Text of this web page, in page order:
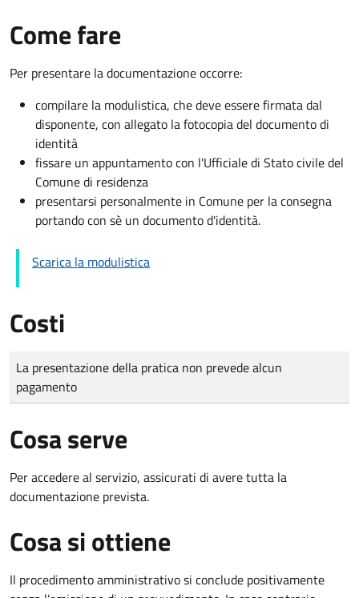
Come fare
Per presentare la documentazione occorre:
compilare la modulistica, che deve essere firmata dal
disponente, con allegato la fotocopia del documento di
identità
fissare un appuntamento con l'Ufficiale di Stato civile del
Comune di residenza
presentarsi personalmente in Comune per la consegna
portando con sè un documento d'identità.
Scarica la modulistica
Costi
Tipo di pagamento
Importo
La presentazione della pratica non prevede alcun
pagamento
Cosa serve
Per accedere al servizio, assicurati di avere tutta la
documentazione prevista.
Cosa si ottiene
Il procedimento amministrativo si conclude positivamente